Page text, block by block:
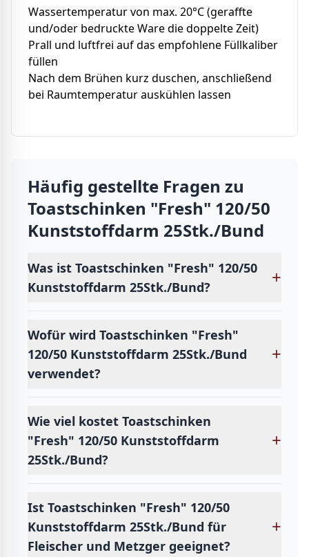
Wassertemperatur von max. 20°C (geraffte
und/oder bedruckte Ware die doppelte Zeit)
Prall und luftfrei auf das empfohlene Füllkaliber
füllen
Nach dem Brühen kurz duschen, anschließend
bei Raumtemperatur auskühlen lassen
Häufig gestellte Fragen zu
Toastschinken "Fresh" 120/50
Kunststoffdarm 25Stk./Bund
Was ist Toastschinken "Fresh" 120/50
Kunststoffdarm 25Stk./Bund?
+
Wofür wird Toastschinken "Fresh"
120/50 Kunststoffdarm 25Stk./Bund
verwendet?
+
Wie viel kostet Toastschinken
"Fresh" 120/50 Kunststoffdarm
25Stk./Bund?
+
Ist Toastschinken "Fresh" 120/50
Kunststoffdarm 25Stk./Bund für
Fleischer und Metzger geeignet?
+